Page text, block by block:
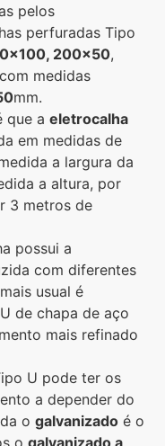
pelos
perfuradas Tipo
200×50,
medidas
mm.
que a eletrocalha
em medidas de
a largura da
a altura, por
3 metros de
possui a
com diferentes
usual é
de chapa de aço
mais refinado
U pode ter os
a depender do
o galvanizado é o
o galvanizado a